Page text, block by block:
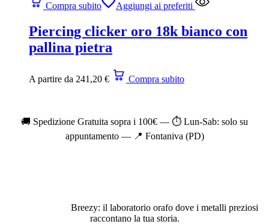
Compra subito Aggiungi ai preferiti
Piercing clicker oro 18k bianco con
pallina pietra
A partire da 241,20 € Compra subito
🚚 Spedizione Gratuita sopra i 100€ — ⏱️ Lun-Sab: solo su
appuntamento — 📍 Fontaniva (PD)
Breezy: il laboratorio orafo dove i metalli preziosi
raccontano la tua storia.